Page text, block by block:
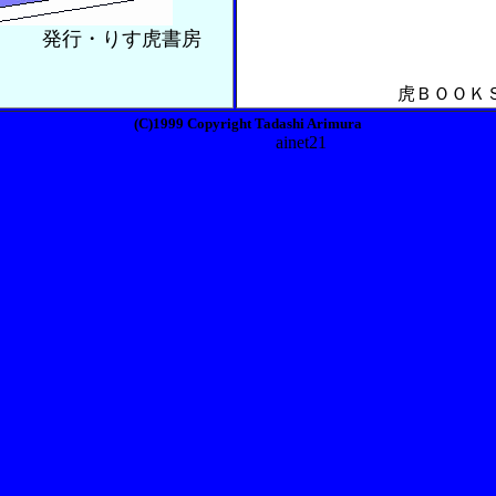
す虎書房
虎ＢＯＯＫ
(C)1999 Copyright Tadashi Arimura
ainet21